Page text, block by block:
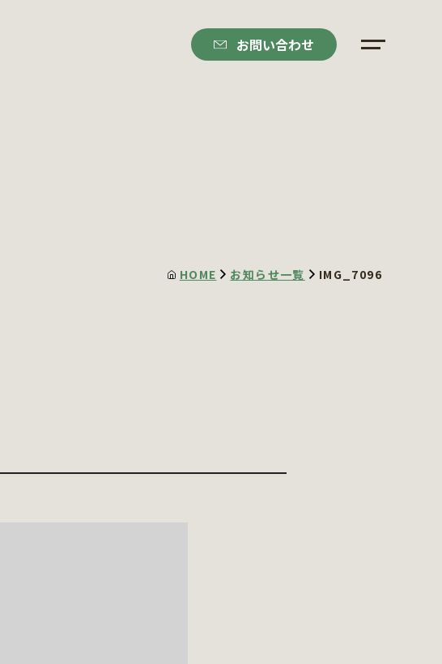
お問い合わせ
HOME お知らせ一覧 IMG_7096